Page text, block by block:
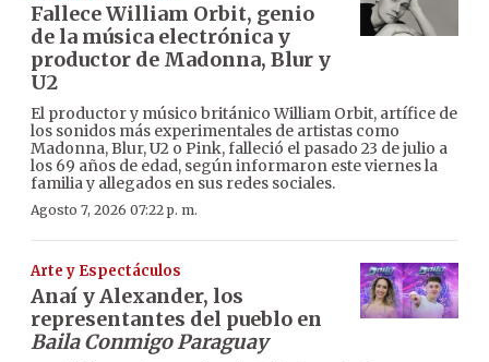
Fallece William Orbit, genio
de la música electrónica y
productor de Madonna, Blur y
U2
El productor y músico británico William Orbit, artífice de
los sonidos más experimentales de artistas como
Madonna, Blur, U2 o Pink, falleció el pasado 23 de julio a
los 69 años de edad, según informaron este viernes la
familia y allegados en sus redes sociales.
Agosto 7, 2026 07:22 p. m.
Arte y Espectáculos
Anaí y Alexander, los
representantes del pueblo en
Baila Conmigo Paraguay